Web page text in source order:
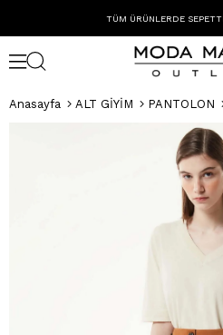
TÜM ÜRÜNLERDE
Anasayfa ALT GİYİM PANTOLON